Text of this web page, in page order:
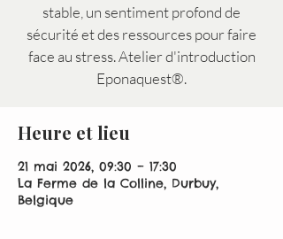
stable, un sentiment profond de
sécurité et des ressources pour faire
face au stress. Atelier d'introduction
Eponaquest®.
Heure et lieu
21 mai 2026, 09:30 – 17:30
La Ferme de la Colline, Durbuy,
Belgique